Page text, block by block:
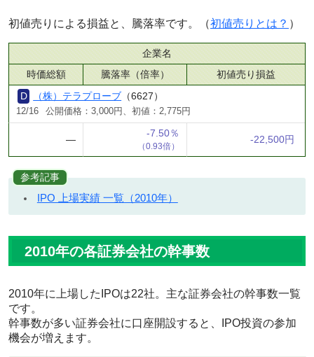
初値売りによる損益と、騰落率です。（初値売りとは？ ）
企業名
時価総額
騰落率（倍率）
初値売り損益
（株）テラプローブ （6627）
12/16 公開価格：3,000円、初値：2,775円
―
-7.50％
（0.93倍）
-22,500円
参考記事
IPO 上場実績 一覧（2010年）
2010年の各証券会社の幹事数
2010年に上場したIPOは22社。主な証券会社の幹事数一覧
です。
幹事数が多い証券会社に口座開設すると、IPO投資の参加
機会が増えます。